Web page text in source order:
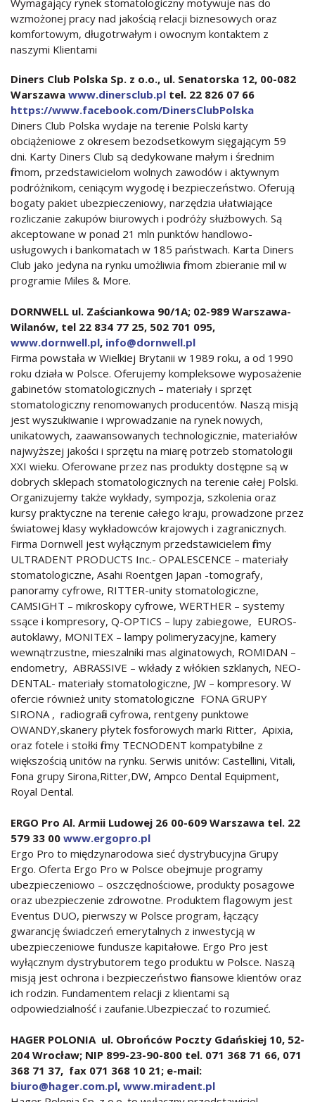
wzmożonej pracy nad jakością relacji biznesowych oraz
komfortowym, długotrwałym i owocnym kontaktem z
naszymi Klientami
Diners Club Polska Sp. z o.o., ul. Senatorska 12, 00-082
Warszawa www.dinersclub.pl tel. 22 826 07 66
https://www.facebook.com/DinersClubPolska
Diners Club Polska wydaje na terenie Polski karty
obciążeniowe z okresem bezodsetkowym sięgającym 59
dni. Karty Diners Club są dedykowane małym i średnim
firmom, przedstawicielom wolnych zawodów i aktywnym
podróżnikom, ceniącym wygodę i bezpieczeństwo. Oferują
bogaty pakiet ubezpieczeniowy, narzędzia ułatwiające
rozliczanie zakupów biurowych i podróży służbowych. Są
akceptowane w ponad 21 mln punktów handlowo-
usługowych i bankomatach w 185 państwach. Karta Diners
Club jako jedyna na rynku umożliwia firmom zbieranie mil w
programie Miles & More.
DORNWELL ul. Zaściankowa 90/1A; 02-989 Warszawa-
Wilanów, tel 22 834 77 25, 502 701 095,
www.dornwell.pl, info@dornwell.pl
Firma powstała w Wielkiej Brytanii w 1989 roku, a od 1990
roku działa w Polsce. Oferujemy kompleksowe wyposażenie
gabinetów stomatologicznych – materiały i sprzęt
stomatologiczny renomowanych producentów. Naszą misją
jest wyszukiwanie i wprowadzanie na rynek nowych,
unikatowych, zaawansowanych technologicznie, materiałów
najwyższej jakości i sprzętu na miarę potrzeb stomatologii
XXI wieku. Oferowane przez nas produkty dostępne są w
dobrych sklepach stomatologicznych na terenie całej Polski.
Organizujemy także wykłady, sympozja, szkolenia oraz
kursy praktyczne na terenie całego kraju, prowadzone przez
światowej klasy wykładowców krajowych i zagranicznych.
Firma Dornwell jest wyłącznym przedstawicielem firmy
ULTRADENT PRODUCTS Inc.- OPALESCENCE – materiały
stomatologiczne, Asahi Roentgen Japan -tomografy,
panoramy cyfrowe, RITTER-unity stomatologiczne,
CAMSIGHT – mikroskopy cyfrowe, WERTHER – systemy
ssące i kompresory, Q-OPTICS – lupy zabiegowe, EUROS-
autoklawy, MONITEX – lampy polimeryzacyjne, kamery
wewnątrzustne, mieszalniki mas alginatowych, ROMIDAN –
endometry, ABRASSIVE – wkłady z włókien szklanych, NEO-
DENTAL- materiały stomatologiczne, JW – kompresory. W
ofercie również unity stomatologiczne FONA GRUPY
SIRONA , radiografia cyfrowa, rentgeny punktowe
OWANDY,skanery płytek fosforowych marki Ritter, Apixia,
oraz fotele i stołki firmy TECNODENT kompatybilne z
większością unitów na rynku. Serwis unitów: Castellini, Vitali,
Fona grupy Sirona,Ritter,DW, Ampco Dental Equipment,
Royal Dental.
ERGO Pro Al. Armii Ludowej 26 00-609 Warszawa tel. 22
579 33 00 www.ergopro.pl
Ergo Pro to międzynarodowa sieć dystrybucyjna Grupy
Ergo. Oferta Ergo Pro w Polsce obejmuje programy
ubezpieczeniowo – oszczędnościowe, produkty posagowe
oraz ubezpieczenie zdrowotne. Produktem flagowym jest
Eventus DUO, pierwszy w Polsce program, łączący
gwarancję świadczeń emerytalnych z inwestycją w
ubezpieczeniowe fundusze kapitałowe. Ergo Pro jest
wyłącznym dystrybutorem tego produktu w Polsce. Naszą
misją jest ochrona i bezpieczeństwo finansowe klientów oraz
ich rodzin. Fundamentem relacji z klientami są
odpowiedzialność i zaufanie.Ubezpieczać to rozumieć.
HAGER POLONIA ul. Obrońców Poczty Gdańskiej 10, 52-
204 Wrocław; NIP 899-23-90-800 tel. 071 368 71 66, 071
368 71 37, fax 071 368 10 21; e-mail:
biuro@hager.com.pl, www.miradent.pl